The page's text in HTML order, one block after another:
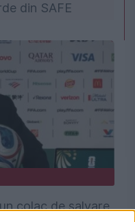
din SAFE
colac de salvare